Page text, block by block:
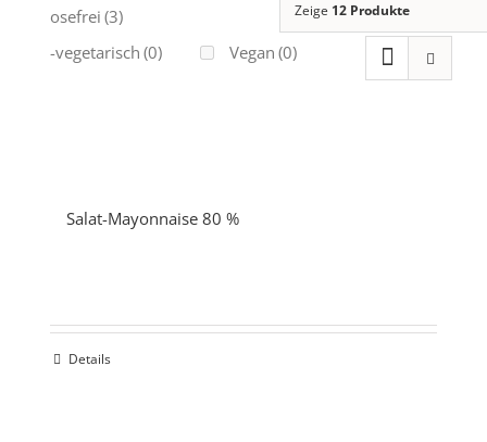
Laktosefrei (3)
Ovo-vegetarisch (0) Vegan (0)
Zeige 12 Produkte
Salat-Mayonnaise 80 %
Details